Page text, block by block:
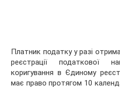
Платник податку у разі
реєстрації податкової
коригування в Єдиному
має право протягом 10